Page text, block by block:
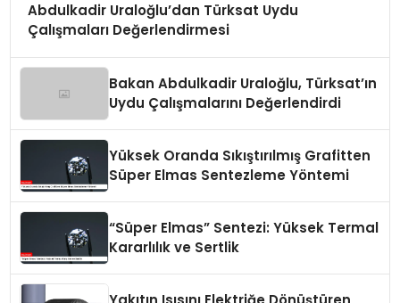
Abdulkadir Uraloğlu’dan Türksat Uydu
Çalışmaları Değerlendirmesi
Bakan Abdulkadir Uraloğlu, Türksat’ın
Uydu Çalışmalarını Değerlendirdi
Yüksek Oranda Sıkıştırılmış Grafitten
Süper Elmas Sentezleme Yöntemi
“Süper Elmas” Sentezi: Yüksek Termal
Kararlılık ve Sertlik